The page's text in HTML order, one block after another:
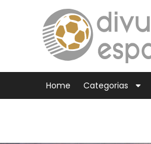
Home Categorias